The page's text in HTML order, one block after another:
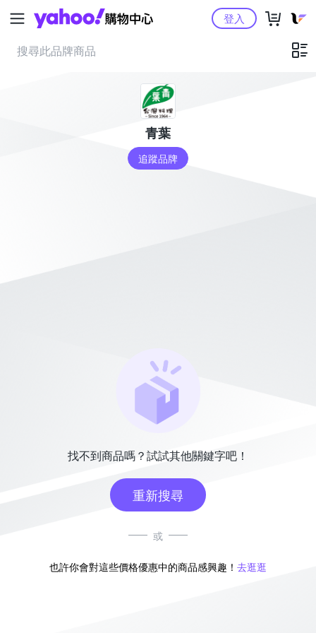
Yahoo購物中心登入
青葉
追蹤品牌
找不到商品嗎？試試其他關鍵字吧！
重新搜尋
或
也許你會對這些價格優惠中的商品感興趣！ 去逛逛